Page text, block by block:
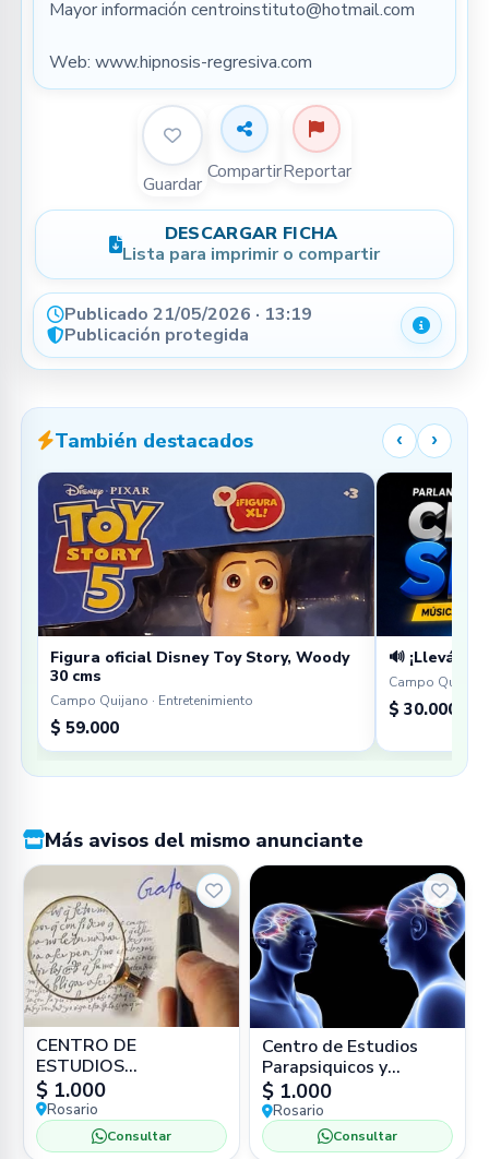
Mayor información centroinstituto@hotmail.com
Web: www.hipnosis-regresiva.com
Guardar
CompartirReportar
DESCARGAR FICHA
Lista para imprimir o compartir
Publicado 21/05/2026 · 13:19
Publicación protegida
También destacados ‹ ›
Figura oficial Disney Toy Story, Woody
30 cms
Campo Quijano · Entretenimiento
$ 59.000
🔊 ¡Llevá tu
Campo
$ 30.000
Más avisos del mismo anunciante
CENTRO DE
ESTUDIOS
GRAFOLOGICOS /
PERITO EN
GRAFOLOGIA 1º Nivel:
Técnico en Grafología
$ 1.000
Rosario
Consultar
Centro de Estudios
Parapsiquicos y
Terapias Alternativas
Inscripto: Ministerio de
Cultura
$ 1.000
Rosario
Consultar